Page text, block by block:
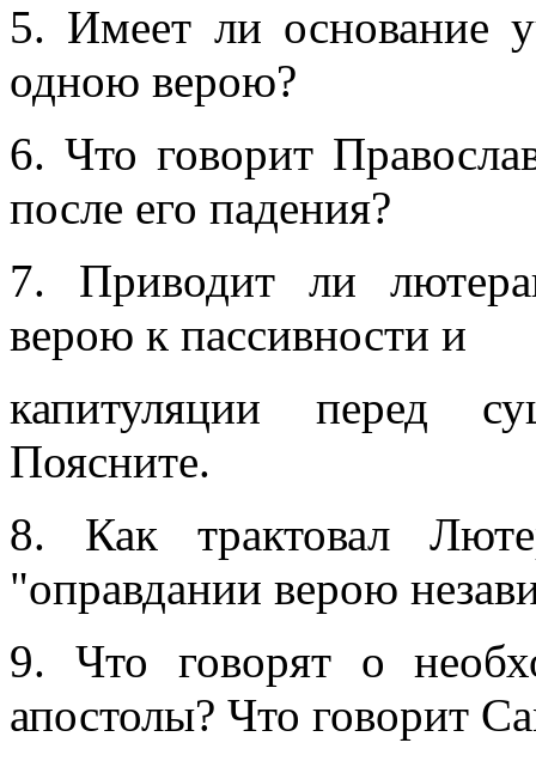
5. Имеет ли основание
одною верою?
6. Что говорит
после его падения?
7. Приводит ли
верою к пассивности и
капитуляции перед
Поясните.
8. Как трактовал
"оправдании верою
9. Что говорят о
апостолы? Что говорит